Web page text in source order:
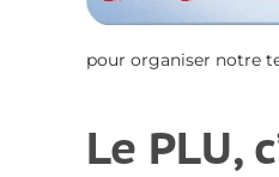
pour organiser notre
Le PLU,